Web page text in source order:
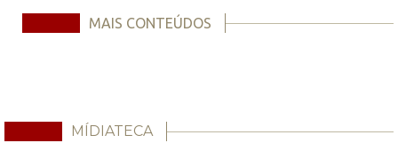
MAIS CONTEÚDOS
MÍDIATECA